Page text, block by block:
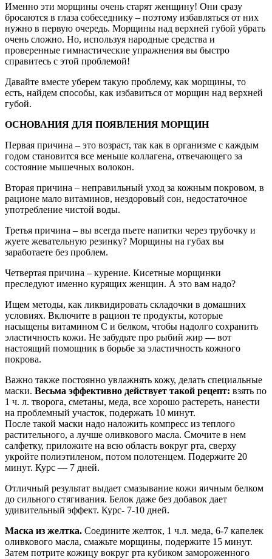
Именно эти морщины очень старят женщину! Они сразу
бросаются в глаза собеседнику – поэтому избавляться от них
нужно в первую очередь. Морщины над верхней губой убрать
очень сложно. Но, используя народные средства и
проверенные гимнастические упражнения вы быстро
справитесь с этой проблемой!
Давайте вместе уберем такую проблему, как морщины, то
есть, найдем способы, как избавиться от морщин над верхней
губой.
ОСНОВАНИЯ ДЛЯ ПОЯВЛЕНИЯ МОРЩИН
Первая причина – это возраст, так как в организме с каждым
годом становится все меньше коллагена, отвечающего за
состояние мышечных волокон.
Вторая причина – неправильный уход за кожным покровом, в
рационе мало витаминов, нездоровый сон, недостаточное
употребление чистой воды.
Третья причина – вы всегда пьете напитки через трубочку и
жуете жевательную резинку? Морщины на губах вы
заработаете без проблем.
Четвертая причина – курение. Кисетные морщинки
преследуют именно курящих женщин. А это вам надо?
Ищем методы, как ликвидировать складочки в домашних
условиях. Включите в рацион те продукты, которые
насыщены витамином C и белком, чтобы надолго сохранить
эластичность кожи. Не забудьте про рыбий жир — вот
настоящий помощник в борьбе за эластичность кожного
покрова.
Важно также постоянно увлажнять кожу, делать специальные
маски. Весьма эффективно действует такой рецепт: взять по
1 ч. л. творога, сметаны, меда, все хорошо растереть, нанести
на проблемный участок, подержать 10 минут.
После такой маски надо наложить компресс из теплого
растительного, а лучше оливкового масла. Смочите в нем
салфетку, приложите на всю область вокруг рта, сверху
укройте полиэтиленом, потом полотенцем. Подержите 20
минут. Курс — 7 дней.
Отличный результат выдает смазывание кожи яичным белком
до сильного стягивания. Белок даже без добавок дает
удивительный эффект. Курс- 7-10 дней.
Маска из желтка. Соедините желток, 1 ч.л. меда, 6-7 капелек
оливкового масла, смажьте морщины, подержите 15 минут.
Затем потрите кожицу вокруг рта кубиком замороженного